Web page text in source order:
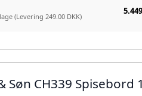
(Levering 249.00 DKK)
Søn CH339 Spisebord